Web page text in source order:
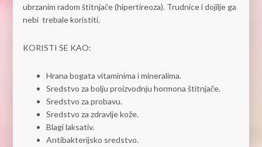
ubrzanim radom štitnjače (hipertireoza). Trudnice i dojilje ga
nebi trebale koristiti.
KORISTI SE KAO:
Hrana bogata vitaminima i mineralima.
Sredstvo za bolju proizvodnju hormona štitnjače.
Sredstvo za probavu.
Sredstvo za zdravlje kože.
Blagi laksativ.
Antibakterijsko sredstvo.